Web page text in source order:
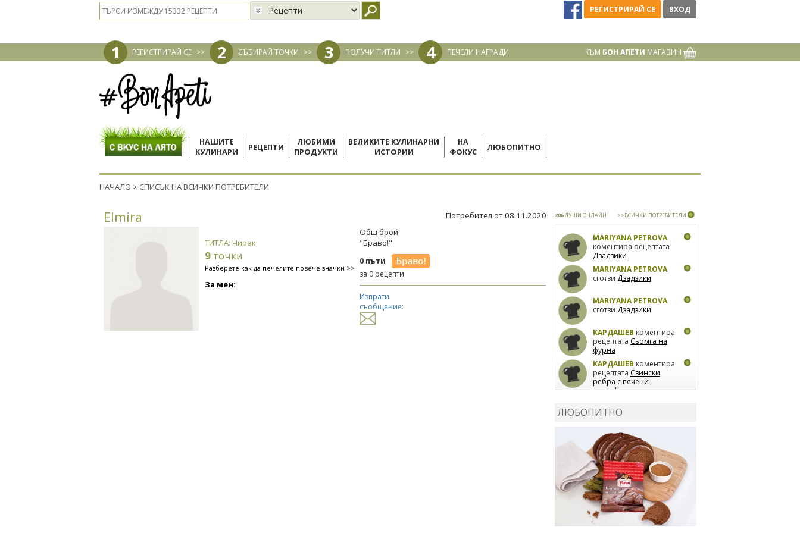
РЕГИСТРИРАЙ СЕ ВХОД
1 РЕГИСТРИРАЙ СЕ >> 2 СЪБИРАЙ ТОЧКИ >> 3 ПОЛУЧИ ТИТЛИ >> 4 ПЕЧЕЛИ НАГРАДИ КЪМ БОН АПЕТИ МАГАЗИН
НАШИТЕ
КУЛИНАРИ
РЕЦЕПТИ
ЛЮБИМИ
ПРОДУКТИ
ВЕЛИКИТЕ КУЛИНАРНИ
ИСТОРИИ
НА
ФОКУС
ЛЮБОПИТНО
НАЧАЛО > СПИСЪК НА ВСИЧКИ ПОТРЕБИТЕЛИ
Elmira Потребител от 08.11.2020
ТИТЛА: Чирак
9 точки
Разберете как да печелите повече значки >>
За мен:
Общ брой
"Браво!":
0 пъти
за 0 рецепти
Изпрати
съобщение:
206ДУШИ ОНЛАЙН >>ВСИЧКИ ПОТРЕБИТЕЛИ
MARIYANA PETROVA
коментира рецептата
Дзадзики
MARIYANA PETROVA
сготви Дзадзики
MARIYANA PETROVA
сготви Дзадзики
КАРДАШЕВ коментира
рецептата Сьомга на
фурна
КАРДАШЕВ коментира
рецептата Свински
ребра с печени
картофи
лимон
коментира рецептата
Киноа със зеленчуци
ЛЮБОПИТНО